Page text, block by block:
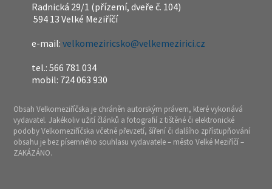
Radnická 29/1 (přízemí, dveře č. 104)
594 13 Velké Meziříčí
e-mail:velkomeziricsko@velkemezirici.cz
tel.: 566 781 034
mobil: 724 063 930
Obsah Velkomeziříčska je chráněn autorským právem, které vykonává
vydavatel. Jakékoliv užití článků a fotografií z tištěné či elektronické
podoby Velkomeziříčska včetně převzetí, šíření či dalšího zpřístupňování
obsahu je bez písemného souhlasu vydavatele – město Velké Meziříčí –
ZAKÁZÁNO.